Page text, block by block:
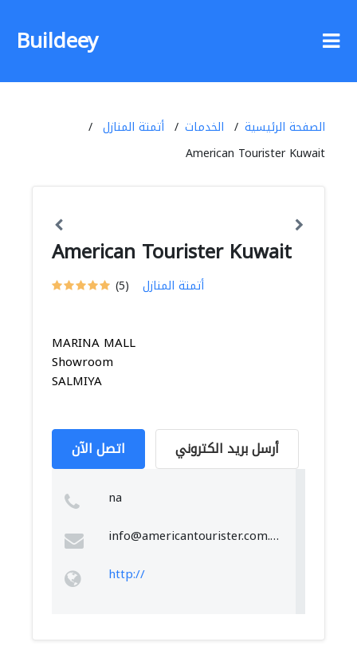
Buildeey
الصفحة الرئيسية الخدمات
أتمتة المنازل
American Tourister Kuwait
American Tourister Kuwait
(5) أتمتة المنازل
MARINA MALL
Showroom
SALMIYA
اتصل الآن أرسل بريد الكتروني
na
info@americantourister.com.kw
http://